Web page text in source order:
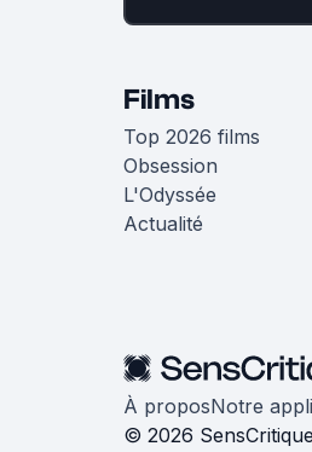
Films
Top 2026 films
Obsession
L'Odyssée
Actualité
À proposNotre
© 2026 SensCritique